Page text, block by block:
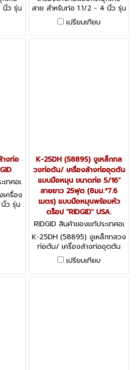
นิ้ว รุ่น
038)
สาย สำหรับท่อ 1.1/2 - 4 นิ้ว รุ่น
K-400
เปรียบเทียบ
างท่อ
เทศอเ
ครื่อง
ว รุ่น
K-25DH (58895) งูเหล็กทล
วงท่อตัน/ เครื่องล้างท่ออุดตัน
แบบมือหมุน ขนาดท่อ 5/16"
สายยาว 25ฟุต (8มม.*7.6
เมตร) แบบมือหมุนพร้อมหัว
ดร็อป "RIDGID" USA.
RIDGID สินค้าของแท้ประเทศอเ
มริกา K-25-DH (58895)
K-25DH (58895) งูเหล็กทลวง
ท่อตัน/ เครื่องล้างท่ออุดตัน
แบบมือหมุน ขนาดท่อ 5/16"
สายยาว 25ฟุต (8มม.*7.6
เมตร) แบบมือหมุนพร้อมหัว
เปรียบเทียบ